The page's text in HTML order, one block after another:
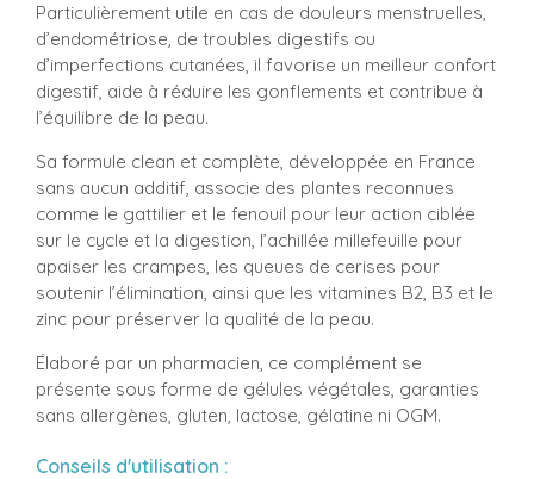
Particulièrement utile en cas de douleurs menstruelles,
d’endométriose, de troubles digestifs ou
d’imperfections cutanées, il favorise un meilleur confort
digestif, aide à réduire les gonflements et contribue à
l’équilibre de la peau.
Sa formule clean et complète, développée en France
sans aucun additif, associe des plantes reconnues
comme le gattilier et le fenouil pour leur action ciblée
sur le cycle et la digestion, l’achillée millefeuille pour
apaiser les crampes, les queues de cerises pour
soutenir l’élimination, ainsi que les vitamines B2, B3 et le
zinc pour préserver la qualité de la peau.
Élaboré par un pharmacien, ce complément se
présente sous forme de gélules végétales, garanties
sans allergènes, gluten, lactose, gélatine ni OGM.
Conseils d'utilisation :